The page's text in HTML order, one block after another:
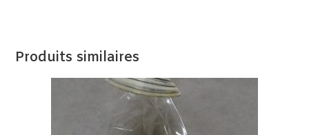
Produits similaires